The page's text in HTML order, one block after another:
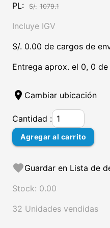
PL: S/. 1079.1
Incluye IGV
S/. 0.00 de cargos de
Entrega aprox. el 0, 0 de
location_on Cambiar ubicación
Cantidad :
Agregar al carrito
favoriteGuardar en Lista de
Stock: 0.00
32 Unidades vendidas